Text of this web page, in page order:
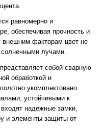
равномерно и
обеспечивая прочность и
внешним факторам цвет не
солнечными лучами.
собой сварную
обработкой и
укомплектовано
устойчивыми к
надёжные замки,
и элементы защиты от